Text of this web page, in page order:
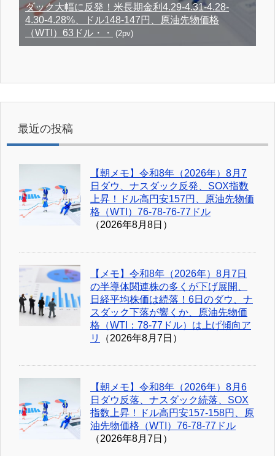
ダック大幅に反発！米長期金利4.29-4.31-4.28-
4.30-4.28%、ドル148-147円、原油先物価格
（WTI）63ドル・・
(2pv)
最近の投稿
【朝メモ】令和8年（2026年）8月7
日ダウ、ナスダック反発、SOX指数
上昇！ドル高円安157円、原油先物価
格（WTI）76-78-76-77ドル
（2026年8月8日）
【メモ】令和8年（2026年）8月7日
の半導体関連株の多くが下げ展開、
日経平均株価は続落！6日のダウ、ナ
スダック下落が響くか、原油先物価
格（WTI：78-77ドル）は上げ傾向ア
リ
（2026年8月7日）
【朝メモ】令和8年（2026年）8月6
日ダウ反落、ナスダック続落、SOX
指数上昇！ドル高円安157-158円、原
油先物価格（WTI）76-78-77ドル
（2026年8月7日）